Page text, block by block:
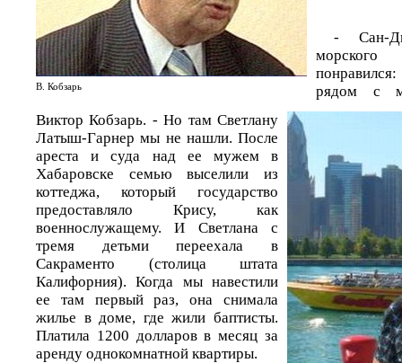
В. Кобзарь
- Сан-
рядом с
Виктор Кобзарь. - Но там Светлану
Латыш-Гарнер мы не нашли. После
ареста и суда над ее мужем в
Хабаровске семью выселили из
коттеджа, который государство
предоставляло Крису, как
военнослужащему. И Светлана с
тремя детьми переехала в
Сакраменто (столица штата
Калифорния). Когда мы навестили
ее там первый раз, она снимала
жилье в доме, где жили баптисты.
Платила 1200 долларов в месяц за
аренду однокомнатной квартиры.